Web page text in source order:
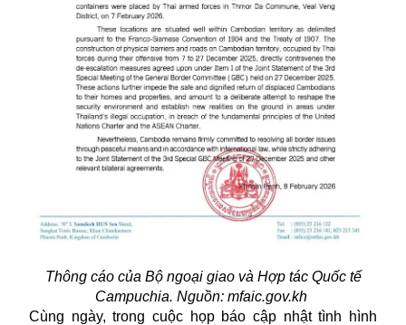
Thông cáo của Bộ ngoại giao và Hợp tác Quốc tế
Campuchia. Nguồn: mfaic.gov.kh
Cùng ngày, trong cuộc họp báo cập nhật tình hình